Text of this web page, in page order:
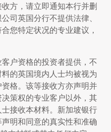
方，请立即通知本行并删
司英国分行不提供法律、
您特定状况的专业建议，
户资格的投资者提供，不
的英国境内人士均被视为
格。该等接收方亦声明并
策权的专业客户以外，其
接收本材料。新加坡银行
明和同意的真实性和准确